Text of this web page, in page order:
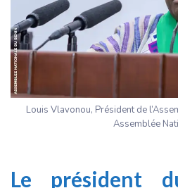
Louis Vlavonou, Président de
Assemblée
Le président